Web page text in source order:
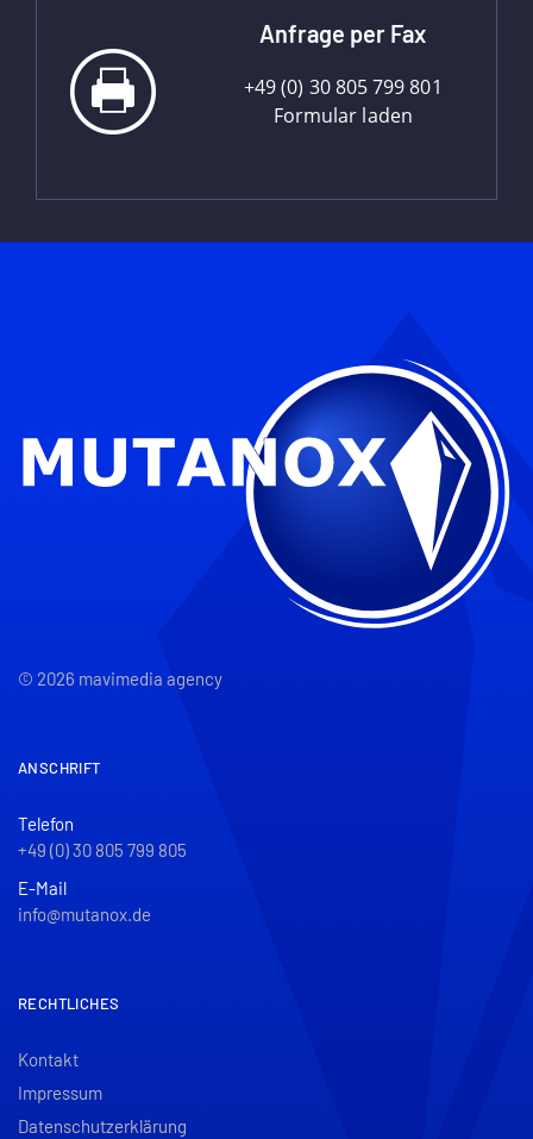
Anfrage per Fax
+49 (0) 30 805 799 801
Formular laden
© 2026 mavimedia agency
ANSCHRIFT
Telefon
+49 (0) 30 805 799 805
E-Mail
info@mutanox.de
RECHTLICHES
Kontakt
Impressum
Datenschutzerklärung